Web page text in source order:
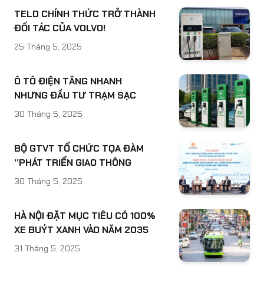
TELD CHÍNH THỨC TRỞ THÀNH
ĐỐI TÁC CỦA VOLVO!
25 Tháng 5, 2025
Ô TÔ ĐIỆN TĂNG NHANH
NHƯNG ĐẦU TƯ TRẠM SẠC
GẶP KHÓ
30 Tháng 5, 2025
BỘ GTVT TỔ CHỨC TỌA ĐÀM
”PHÁT TRIỂN GIAO THÔNG
XANH: THÁCH THỨC VÀ GIẢI
30 Tháng 5, 2025
HÀ NỘI ĐẶT MỤC TIÊU CÓ 100%
XE BUÝT XANH VÀO NĂM 2035
31 Tháng 5, 2025